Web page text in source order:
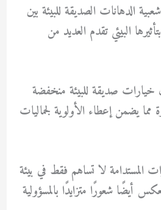
الدهانات الصديقة للبيئة بين
البيئي تقدم العديد من
خيارات صديقة للبيئة منخفضة
مما يضمن إعطاء الأولوية لجماليات
المستدامة لا تساهم فقط في بيئة
أيضًا شعورًا متزايدًا بالمسؤولية